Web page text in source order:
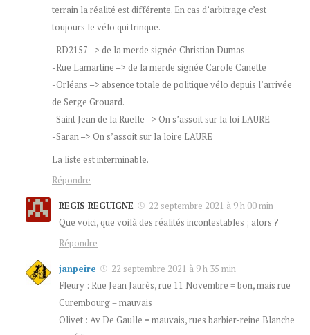
terrain la réalité est différente. En cas d’arbitrage c’est
toujours le vélo qui trinque.
-RD2157 –> de la merde signée Christian Dumas
-Rue Lamartine –> de la merde signée Carole Canette
-Orléans –> absence totale de politique vélo depuis l’arrivée
de Serge Grouard.
-Saint Jean de la Ruelle –> On s’assoit sur la loi LAURE
-Saran –> On s’assoit sur la loire LAURE
La liste est interminable.
Répondre
REGIS REGUIGNE
22 septembre 2021 à 9 h 00 min
Que voici, que voilà des réalités incontestables ; alors ?
Répondre
janpeire
22 septembre 2021 à 9 h 35 min
Fleury : Rue Jean Jaurès, rue 11 Novembre = bon, mais rue
Curembourg = mauvais
Olivet : Av De Gaulle = mauvais, rues barbier-reine Blanche